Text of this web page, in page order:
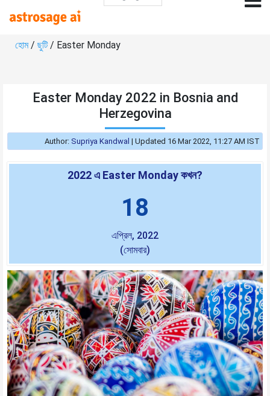
হোম / ছুটি / Easter Monday
Easter Monday 2022 in Bosnia and
Herzegovina
Author: Supriya Kandwal | Updated 16 Mar 2022, 11:27 AM IST
2022 এ Easter Monday কখন?
18
এপ্রিল, 2022
(সোমবার)